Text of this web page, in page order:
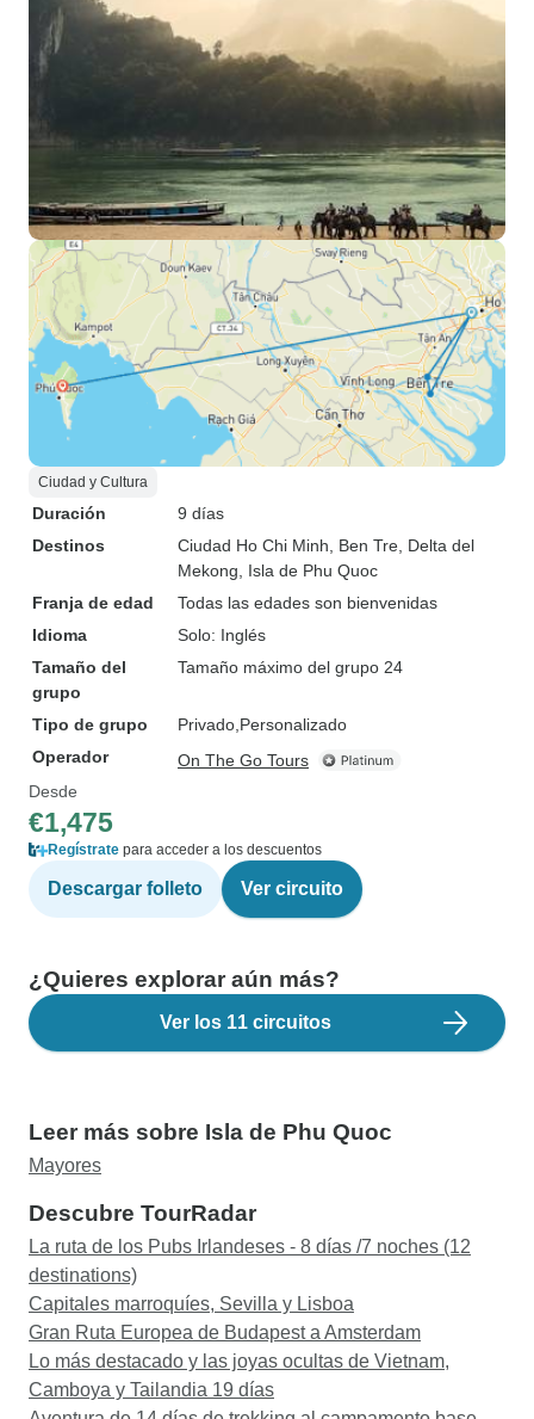
Ciudad y Cultura
Duración
9 días
Destinos
Ciudad Ho Chi Minh , Ben Tre , Delta del
Mekong , Isla de Phu Quoc
Franja de edad
Todas las edades son bienvenidas
Idioma
Solo: Inglés
Tamaño del
grupo
Tamaño máximo del grupo 24
Tipo de grupo Privado Personalizado
Operador
On The Go Tours
Desde
€1,475
Regístrate para acceder a los descuentos
Descargar folleto Ver circuito
¿Quieres explorar aún más?
Ver los 11 circuitos
Leer más sobre Isla de Phu Quoc
Mayores
Descubre TourRadar
La ruta de los Pubs Irlandeses - 8 días /7 noches (12
destinations)
Capitales marroquíes, Sevilla y Lisboa
Gran Ruta Europea de Budapest a Amsterdam
Lo más destacado y las joyas ocultas de Vietnam,
Camboya y Tailandia 19 días